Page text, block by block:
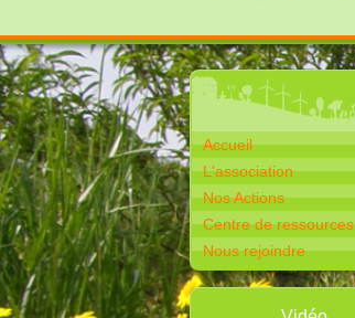
Accueil
L'association
Nos Actions
Centre de ressources
Nous rejoindre